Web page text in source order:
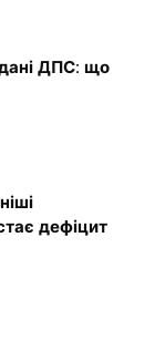
дані ДПС: що
дефіцит